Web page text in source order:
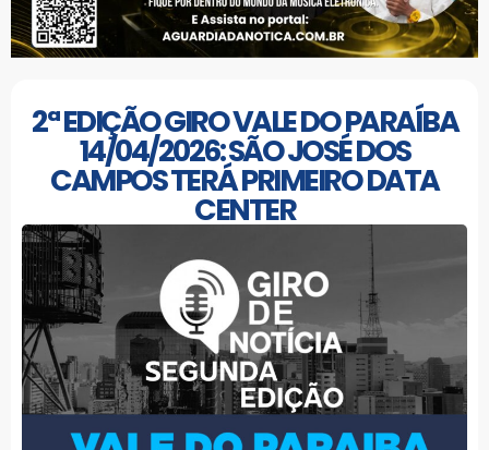
2ª EDIÇÃO GIRO VALE DO PARAÍBA
14/04/2026: SÃO JOSÉ DOS
CAMPOS TERÁ PRIMEIRO DATA
CENTER